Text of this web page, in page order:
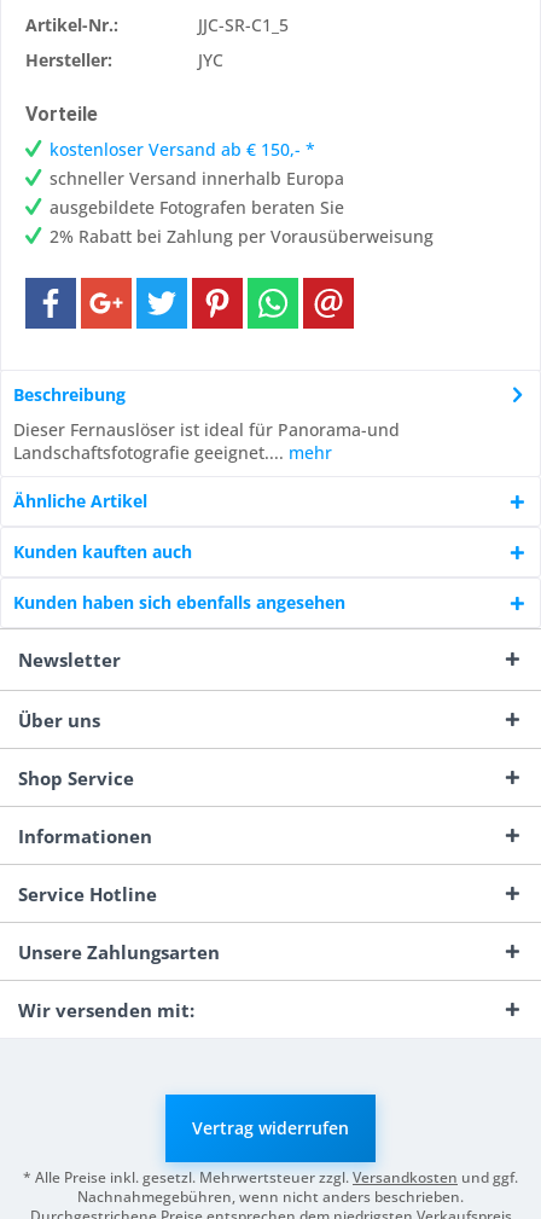
Artikel-Nr.:
JJC-SR-C1_5
Hersteller:
JYC
Vorteile
kostenloser Versand ab € 150,- *
schneller Versand innerhalb Europa
ausgebildete Fotografen beraten Sie
2% Rabatt bei Zahlung per Vorausüberweisung
Beschreibung
Dieser Fernauslöser ist ideal für Panorama-und
Landschaftsfotografie geeignet.... mehr
Ähnliche Artikel
Kunden kauften auch
Kunden haben sich ebenfalls angesehen
Newsletter
Über uns
Shop Service
Informationen
Service Hotline
Unsere Zahlungsarten
Wir versenden mit:
Vertrag widerrufen
* Alle Preise inkl. gesetzl. Mehrwertsteuer zzgl.Versandkosten und ggf.
Nachnahmegebühren, wenn nicht anders beschrieben.